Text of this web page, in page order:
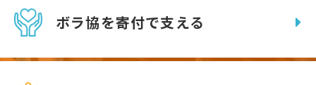
ボラ協を寄付で支える